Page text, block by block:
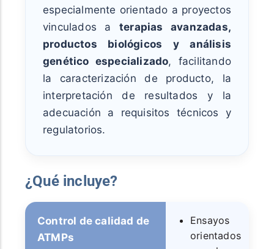
especialmente orientado a proyectos
vinculados a terapias avanzadas,
productos biológicos y análisis
genético especializado, facilitando
la caracterización de producto, la
interpretación de resultados y la
adecuación a requisitos técnicos y
regulatorios.
¿Qué incluye?
Control de calidad de
ATMPs
Ensayos
orientados